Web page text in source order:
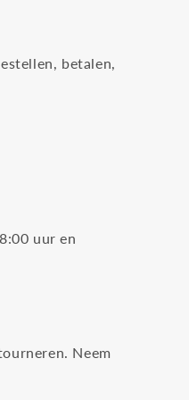
betalen,
uur en
Neem